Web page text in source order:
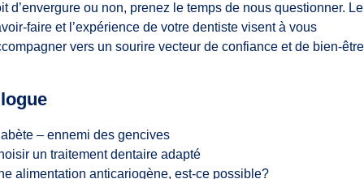
d’envergure ou non, prenez le temps de nous questionner. Le
faire et l’expérience de votre dentiste visent à vous
vers un sourire vecteur de confiance et de bien-
– ennemi des gencives
un traitement dentaire adapté
alimentation anticariogène, est-ce possible?